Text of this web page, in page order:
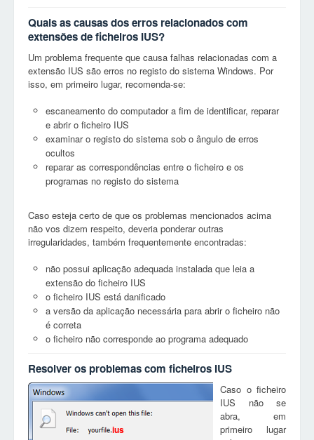
Quais as causas dos erros relacionados com
extensões de ficheiros IUS?
Um problema frequente que causa falhas relacionadas com a
extensão IUS são erros no registo do sistema Windows. Por
isso, em primeiro lugar, recomenda-se:
escaneamento do computador a fim de identificar, reparar
e abrir o ficheiro IUS
examinar o registo do sistema sob o ângulo de erros
ocultos
reparar as correspondências entre o ficheiro e os
programas no registo do sistema
Caso esteja certo de que os problemas mencionados acima
não vos dizem respeito, deveria ponderar outras
irregularidades, também frequentemente encontradas:
não possui aplicação adequada instalada que leia a
extensão do ficheiro IUS
o ficheiro IUS está danificado
a versão da aplicação necessária para abrir o ficheiro não
é correta
o ficheiro não corresponde ao programa adequado
Resolver os problemas com ficheiros IUS
ius
Caso o ficheiro
IUS não se
abra, em
primeiro lugar